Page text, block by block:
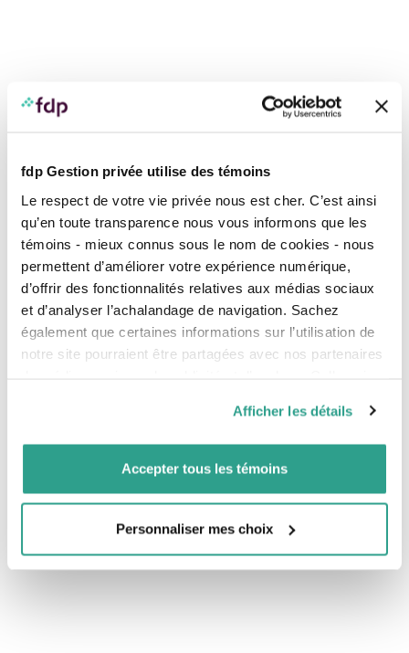
fdp Gestion privée utilise des témoins
Le respect de votre vie privée nous est cher. C’est ainsi
qu’en toute transparence nous vous informons que les
témoins - mieux connus sous le nom de cookies - nous
permettent d’améliorer votre expérience numérique,
d’offrir des fonctionnalités relatives aux médias sociaux
et d’analyser l’achalandage de navigation. Sachez
également que certaines informations sur l’utilisation de
notre site pourraient être partagées avec nos partenaires
vous leur auriez fournies ou qu’ils auraient collectées lors
de votre utilisation de leurs services.
Afficher les détails
Accepter tous les témoins
Personnaliser mes choix
fdp a le plaisir d’accueillir Nicolas Karaoglanianà ses bureaux de
Lire sa bio
Notre équipe s’implique